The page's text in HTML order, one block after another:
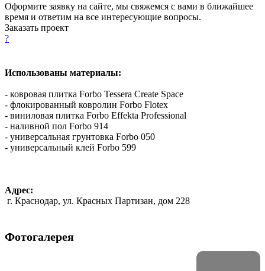
Оформите заявку на сайте, мы свяжемся с вами в ближайшее
время и ответим на все интересующие вопросы.
Заказать проект
?
Использованы материалы:
- ковровая плитка Forbo Tessera Create Space
- флокированный ковролин Forbo Flotex
- виниловая плитка Forbo Effekta Professional
- наливной пол Forbo 914
- универсальная грунтовка Forbo 050
- универсальный клей Forbo 599
Адрес:
г. Краснодар, ул. Красных Партизан, дом 228
Фотогалерея